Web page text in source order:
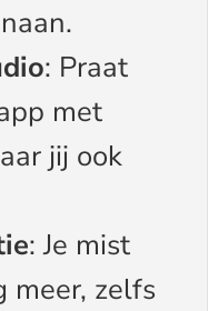
: Praat
met
jij ook
: Je mist
meer, zelfs